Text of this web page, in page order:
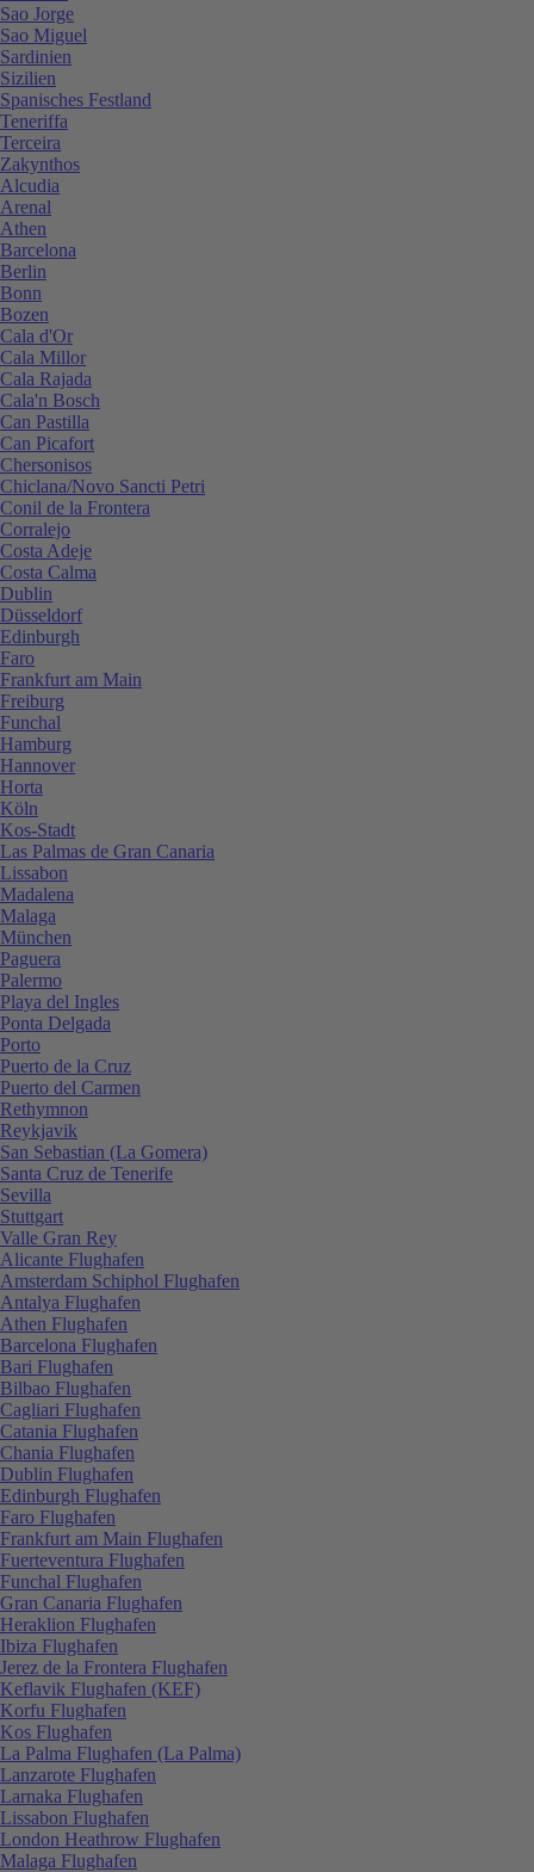
Sao Jorge
Sao Miguel
Sardinien
Sizilien
Spanisches Festland
Teneriffa
Terceira
Zakynthos
Alcudia
Arenal
Athen
Barcelona
Berlin
Bonn
Bozen
Cala d'Or
Cala Millor
Cala Rajada
Cala'n Bosch
Can Pastilla
Can Picafort
Chersonisos
Chiclana/Novo Sancti Petri
Conil de la Frontera
Corralejo
Costa Adeje
Costa Calma
Dublin
Düsseldorf
Edinburgh
Faro
Frankfurt am Main
Freiburg
Funchal
Hamburg
Hannover
Horta
Köln
Kos-Stadt
Las Palmas de Gran Canaria
Lissabon
Madalena
Malaga
München
Paguera
Palermo
Playa del Ingles
Ponta Delgada
Porto
Puerto de la Cruz
Puerto del Carmen
Rethymnon
Reykjavik
San Sebastian (La Gomera)
Santa Cruz de Tenerife
Sevilla
Stuttgart
Valle Gran Rey
Alicante Flughafen
Amsterdam Schiphol Flughafen
Antalya Flughafen
Athen Flughafen
Barcelona Flughafen
Bari Flughafen
Bilbao Flughafen
Cagliari Flughafen
Catania Flughafen
Chania Flughafen
Dublin Flughafen
Edinburgh Flughafen
Faro Flughafen
Frankfurt am Main Flughafen
Fuerteventura Flughafen
Funchal Flughafen
Gran Canaria Flughafen
Heraklion Flughafen
Ibiza Flughafen
Jerez de la Frontera Flughafen
Keflavik Flughafen (KEF)
Korfu Flughafen
Kos Flughafen
La Palma Flughafen (La Palma)
Lanzarote Flughafen
Larnaka Flughafen
Lissabon Flughafen
London Heathrow Flughafen
Malaga Flughafen